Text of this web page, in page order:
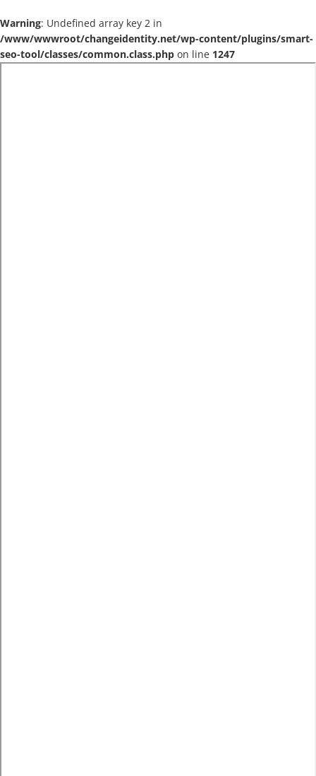
Warning: Undefined array key 2 in
/www/wwwroot/changeidentity.net/wp-content/plugins/smart-
seo-tool/classes/common.class.php on line 1247